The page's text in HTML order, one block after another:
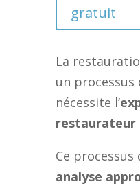
gratuit
La
un processus
nécessite l’
restaurateur
Ce
analyse